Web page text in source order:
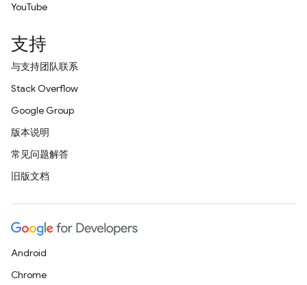
YouTube
支持
与支持团队联系
Stack Overflow
Google Group
版本说明
常见问题解答
旧版文档
Android
Chrome